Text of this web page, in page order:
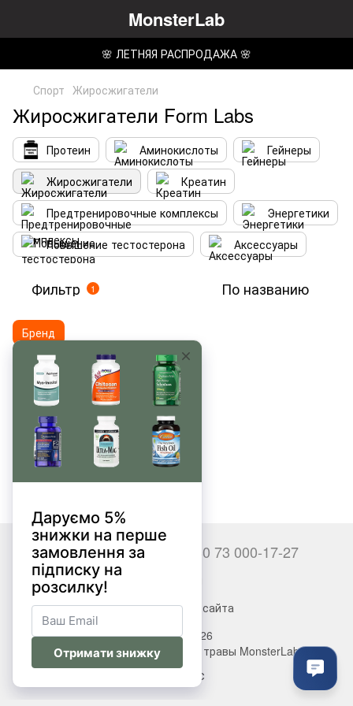
MonsterLab
🌸 ЛЕТНЯЯ РАСПРОДАЖА 🌸
Спорт Жиросжигатели
Жиросжигатели Form Labs
Протеин Аминокислоты
Гейнеры
Жиросжигатели
Креатин
Предтренировочные комплексы
Энергетики
Повышение тестостерона
Аксессуары
Фильтр 1 По названию
Бренд
Нет товаров
+380 66 000-17-27 +380 73 000-17-27
Полная версия сайта
© 2017—2026
Витамины, БАДы, добавки, травы MonsterLab
Рус